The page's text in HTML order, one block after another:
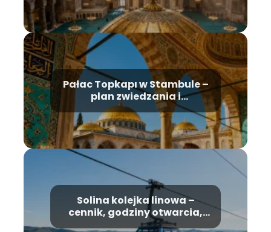
Pałac Topkapı w Stambule –
plan zwiedzania i
najważniejsze atrakcje
Solina kolejka linowa –
cennik, godziny otwarcia,
informacje